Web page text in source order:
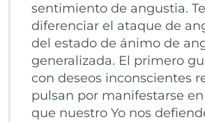
sentimiento de angustia.
diferenciar el ataque de
del estado de ánimo de
generalizada. El primero
con deseos inconscientes
pulsan por manifestarse
que nuestro Yo nos